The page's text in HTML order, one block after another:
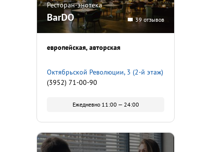
Ресторан-энотека
BarDO 39 отзывов
европейская авторская
Октябрьской Революции, 3 (2-й этаж)
(3952) 71-00-90
Ежедневно 11:00 — 24:00